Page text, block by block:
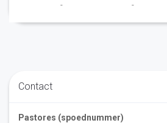
- -
Contact
Pastores (spoednummer)